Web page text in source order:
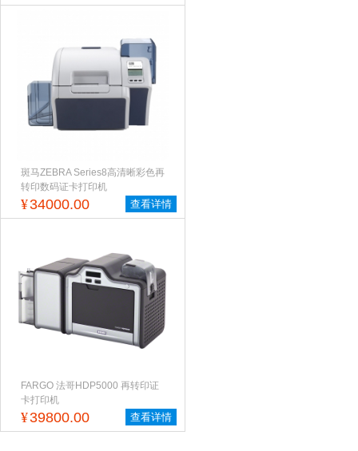
斑马ZEBRA Series8高清晰彩色再
转印数码证卡打印机
¥34000.00 查看详情
FARGO 法哥HDP5000 再转印证
卡打印机
¥39800.00 查看详情